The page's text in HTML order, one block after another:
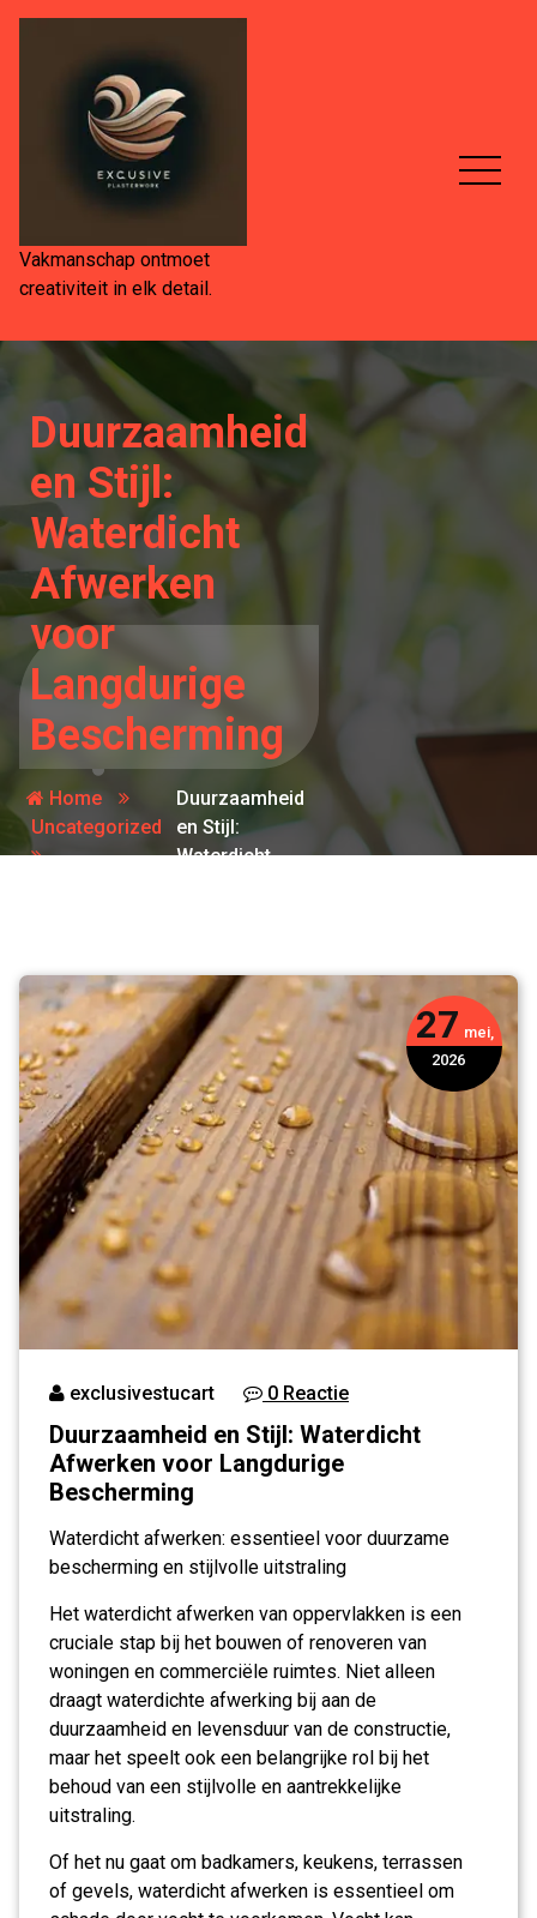
Spring
Vakmanschap ontmoet
creativiteit in elk detail.
Duurzaamheid
en Stijl:
Waterdicht
Afwerken
voor
Langdurige
Bescherming
Home
Uncategorized
Duurzaamheid
en Stijl:
Waterdicht
Bescherming
27 mei,
2026
exclusivestucart 0 Reactie
Duurzaamheid en Stijl: Waterdicht
Afwerken voor Langdurige
Bescherming
Waterdicht afwerken: essentieel voor duurzame
bescherming en stijlvolle uitstraling
Het waterdicht afwerken van oppervlakken is een
cruciale stap bij het bouwen of renoveren van
woningen en commerciële ruimtes. Niet alleen
draagt waterdichte afwerking bij aan de
duurzaamheid en levensduur van de constructie,
maar het speelt ook een belangrijke rol bij het
behoud van een stijlvolle en aantrekkelijke
uitstraling.
Of het nu gaat om badkamers, keukens, terrassen
of gevels, waterdicht afwerken is essentieel om